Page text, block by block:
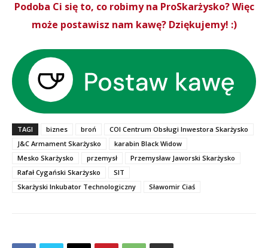
Podoba Ci się to, co robimy na ProSkarżysko? Więc
może postawisz nam kawę? Dziękujemy! :)
TAGI biznes broń
COI Centrum Obsługi Inwestora Skarżysko
J&C Armament Skarżysko
karabin Black Widow
Mesko Skarżysko
przemysł
Przemysław Jaworski Skarżysko
Rafał Cygański Skarżysko
SIT
Skarżyski Inkubator Technologiczny
Sławomir Ciaś